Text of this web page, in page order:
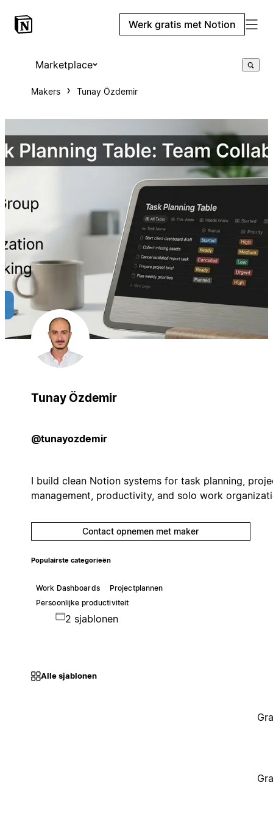
Werk gratis met Notion
Marketplace
Makers Tunay Özdemir
Tunay Özdemir
@tunayozdemir
I build clean Notion systems for task planning,
management, productivity, and solo work
Contact opnemen met maker
Populairste categorieën
Work Dashboards
Projectplannen
Persoonlijke productiviteit
2 sjablonen
Alle sjablonen